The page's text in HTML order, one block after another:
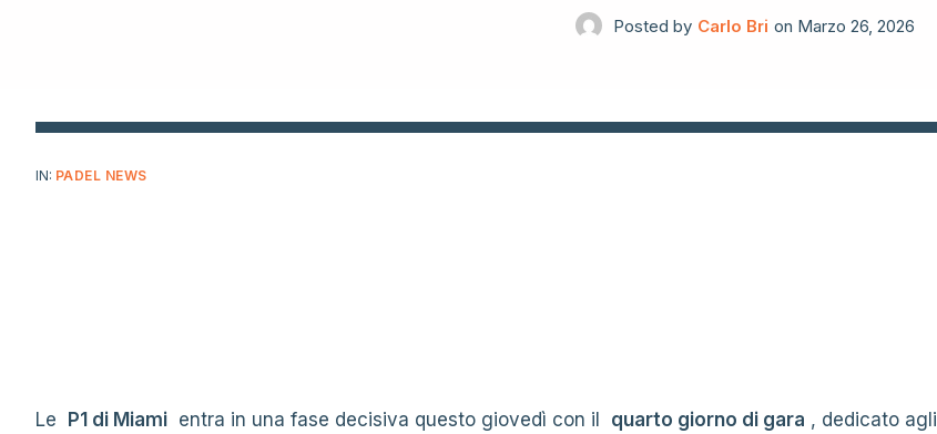
Posted by Carlo Bri on Marzo 26, 2026
IN: PADEL NEWS
Le P1 di Miami entra in una fase decisiva questo giovedì con il quarto giorno di gara , dedicato agli